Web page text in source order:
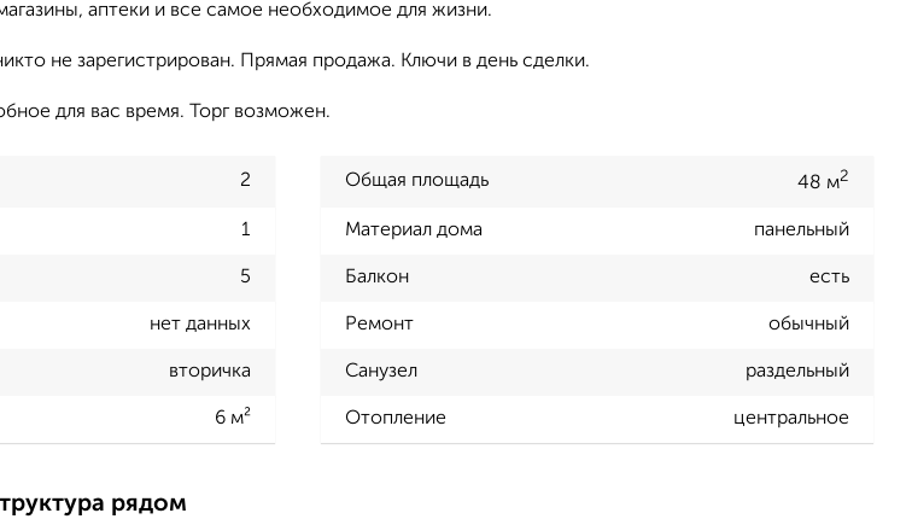
аптеки и все самое необходимое для жизни.
не зарегистрирован. Прямая продажа. Ключи в день сделки.
для вас время. Торг возможен.
2 Общая площадь 48 м2
1 Материал дома панельный
5 Балкон есть
нет данных Ремонт обычный
вторичка Санузел раздельный
6 м² Отопление центральное
рядом